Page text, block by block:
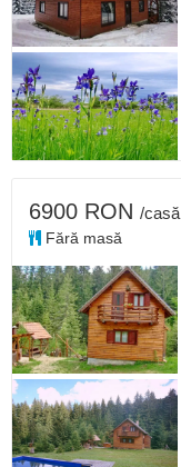
6900 RON /casă
Fără masă